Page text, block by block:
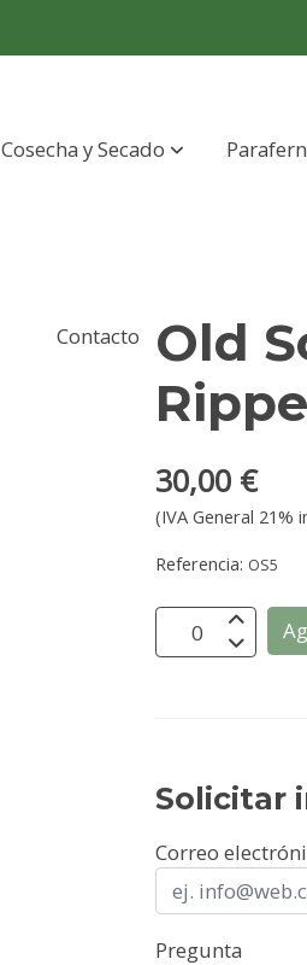
Cosecha y Secado
Contacto
Old
30,00 €
(IVA General 21%
Referencia: OS5
Solicitar
Correo
Pregunta